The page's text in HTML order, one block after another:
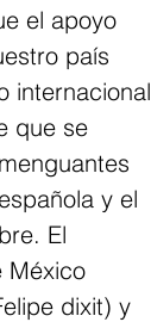
el apoyo
país
internacional
que se
y el
El
México
dixit) y